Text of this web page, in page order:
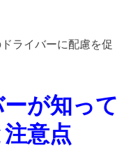
ライバーに配慮を促
が知って
意点